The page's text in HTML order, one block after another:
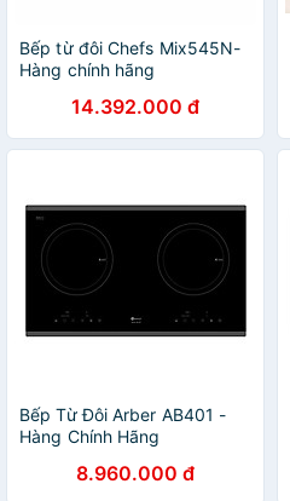
Bếp từ đôi Chefs Mix545N-
Hàng chính hãng
14.392.000 đ
Bếp Từ Đôi Arber AB401 -
Hàng Chính Hãng
8.960.000 đ